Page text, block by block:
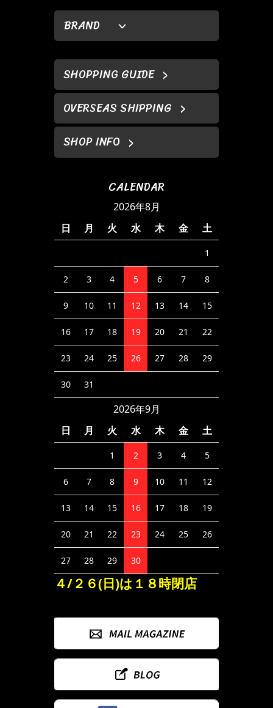
BRAND
SHOPPING GUIDE
OVERSEAS SHIPPING
SHOP INFO
CALENDAR
2026年8月
日
月 火 水 木 金 土
1
2 3 4 5 6 7 8
9 10 11 12 13 14 15
16 17 18 19 20 21 22
23 24 25 26 27 28 29
30 31
2026年9月
日
月 火 水 木 金 土
1 2 3 4 5
6 7 8 9 10 11 12
13 14 15 16 17 18 19
20 21 22 23 24 25 26
27 28 29 30
４/２６(日)は１８時閉店